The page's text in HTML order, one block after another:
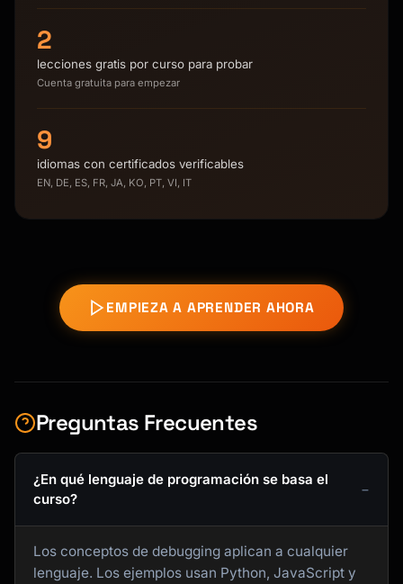
2
lecciones gratis por curso para probar
Cuenta gratuita para empezar
9
idiomas con certificados verificables
EN, DE, ES, FR, JA, KO, PT, VI, IT
EMPIEZA A APRENDER AHORA
Preguntas Frecuentes
¿En qué lenguaje de programación se basa el
curso?
Los conceptos de debugging aplican a cualquier
lenguaje. Los ejemplos usan Python, JavaScript y